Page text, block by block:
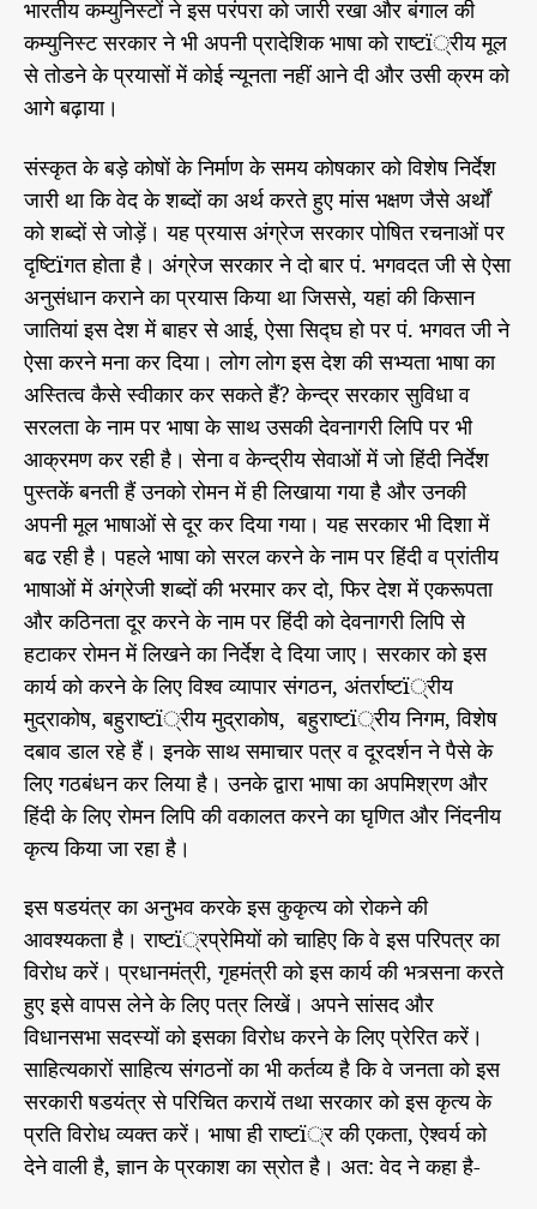
भारतीय कम्युनिस्टों ने इस परंपरा को जारी रखा और बंगाल की
कम्युनिस्ट सरकार ने भी अपनी प्रादेशिक भाषा को राष्टï्रीय मूल
से तोडने के प्रयासों में कोई न्यूनता नहीं आने दी और उसी क्रम को
आगे बढ़ाया।
संस्कृत के बड़े कोषों के निर्माण के समय कोषकार को विशेष निर्देश
जारी था कि वेद के शब्दों का अर्थ करते हुए मांस भक्षण जैसे अर्थों
को शब्दों से जोड़ें। यह प्रयास अंग्रेज सरकार पोषित रचनाओं पर
दृष्टिïगत होता है। अंग्रेज सरकार ने दो बार पं. भगवदत जी से ऐसा
अनुसंधान कराने का प्रयास किया था जिससे, यहां की किसान
जातियां इस देश में बाहर से आई, ऐसा सिद्घ हो पर पं. भगवत जी ने
ऐसा करने मना कर दिया। लोग लोग इस देश की सभ्यता भाषा का
अस्तित्व कैसे स्वीकार कर सकते हैं? केन्द्र सरकार सुविधा व
सरलता के नाम पर भाषा के साथ उसकी देवनागरी लिपि पर भी
आक्रमण कर रही है। सेना व केन्द्रीय सेवाओं में जो हिंदी निर्देश
पुस्तकें बनती हैं उनको रोमन में ही लिखाया गया है और उनकी
अपनी मूल भाषाओं से दूर कर दिया गया। यह सरकार भी दिशा में
बढ रही है। पहले भाषा को सरल करने के नाम पर हिंदी व प्रांतीय
भाषाओं में अंग्रेजी शब्दों की भरमार कर दो, फिर देश में एकरूपता
और कठिनता दूर करने के नाम पर हिंदी को देवनागरी लिपि से
हटाकर रोमन में लिखने का निर्देश दे दिया जाए। सरकार को इस
कार्य को करने के लिए विश्व व्यापार संगठन, अंतर्राष्टï्रीय
मुद्राकोष, बहुराष्टï्रीय मुद्राकोष, बहुराष्टï्रीय निगम, विशेष
दबाव डाल रहे हैं। इनके साथ समाचार पत्र व दूरदर्शन ने पैसे के
लिए गठबंधन कर लिया है। उनके द्वारा भाषा का अपमिश्रण और
हिंदी के लिए रोमन लिपि की वकालत करने का घृणित और निंदनीय
कृत्य किया जा रहा है।
इस षडयंत्र का अनुभव करके इस कुकृत्य को रोकने की
आवश्यकता है। राष्टï्रप्रेमियों को चाहिए कि वे इस परिपत्र का
विरोध करें। प्रधानमंत्री, गृहमंत्री को इस कार्य की भत्र्सना करते
हुए इसे वापस लेने के लिए पत्र लिखें। अपने सांसद और
विधानसभा सदस्यों को इसका विरोध करने के लिए प्रेरित करें।
साहित्यकारों साहित्य संगठनों का भी कर्तव्य है कि वे जनता को इस
सरकारी षडयंत्र से परिचित करायें तथा सरकार को इस कृत्य के
प्रति विरोध व्यक्त करें। भाषा ही राष्टï्र की एकता, ऐश्वर्य को
देने वाली है, ज्ञान के प्रकाश का स्रोत है। अत: वेद ने कहा है-